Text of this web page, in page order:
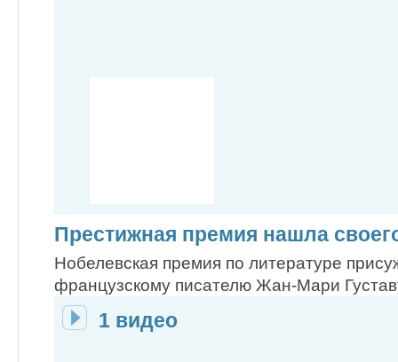
Престижная премия нашла
Нобелевская премия по литературе
французскому писателю Жан-Мари
1 видео